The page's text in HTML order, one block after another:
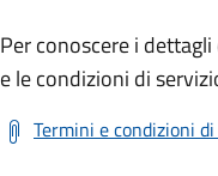
Per conoscere i
e le condizioni di
Termini e condizioni